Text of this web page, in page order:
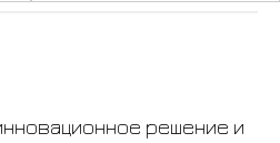
решение и